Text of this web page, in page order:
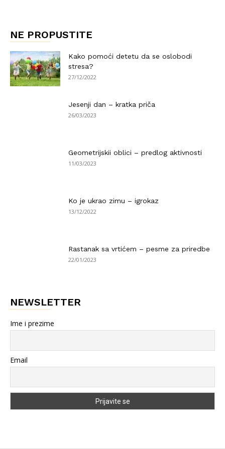
NE PROPUSTITE
Kako pomoći detetu da se oslobodi
stresa?
27/12/2022
Jesenji dan – kratka priča
26/03/2023
Geometrijskii oblici – predlog aktivnosti
11/03/2023
Ko je ukrao zimu – igrokaz
13/12/2022
Rastanak sa vrtićem – pesme za priredbe
22/01/2023
NEWSLETTER
Ime i prezime
Email